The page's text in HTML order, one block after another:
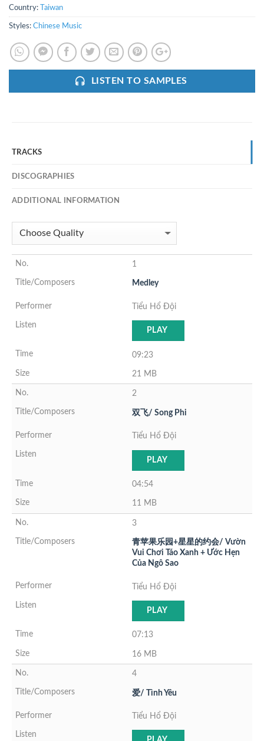
Country: Taiwan
Styles: Chinese Music
LISTEN TO SAMPLES
TRACKS
DISCOGRAPHIES
ADDITIONAL INFORMATION
1
Medley
Tiểu Hổ Đội
PLAY
09:23
21 MB
2
双飞/ Song Phi
Tiểu Hổ Đội
PLAY
04:54
11 MB
3
青苹果乐园+星星的约会/ Vườn
Vui Chơi Táo Xanh + Ước Hẹn
Của Ngô Sao
Tiểu Hổ Đội
PLAY
07:13
16 MB
4
爱/ Tình Yêu
Tiểu Hổ Đội